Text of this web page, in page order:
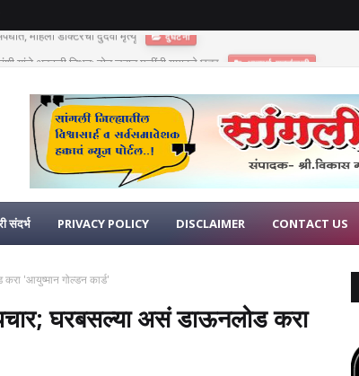
यांचे अकाली निधन; दोन लहान मुलींनी गमावले छत्र
संदर्भ PRIVACY POLICY DISCLAIMER CONTACT US
करा 'आयुष्मान गोल्डन कार्ड'
घरबसल्या असं डाऊनलोड करा